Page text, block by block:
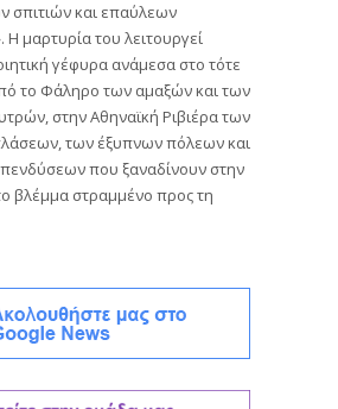
σπιτιών και επαύλεων
μαρτυρία του λειτουργεί
γέφυρα ανάμεσα στο τότε
το Φάληρο των αμαξών και των
στην Αθηναϊκή Ριβιέρα των
των έξυπνων πόλεων και
που ξαναδίνουν στην
βλέμμα στραμμένο προς τη